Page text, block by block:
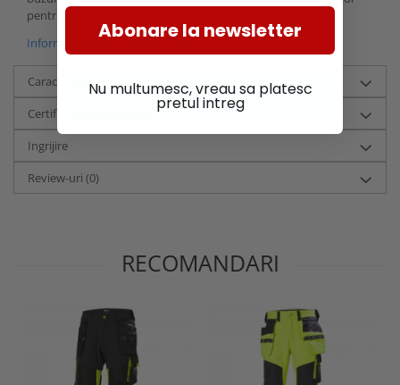
pentru a putea sa iti iei cu tine obiectele necesare.
Informatii conformitate produs
Caracteristici
Certificari si tehnologii
Ingrijire
Review-uri (0)
RECOMANDARI
Abonare la newsletter
Nu multumesc, vreau sa platesc
pretul intreg